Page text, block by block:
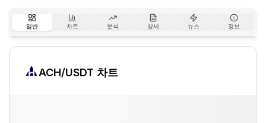
일반 차트 분석 상세 뉴스 정보
ACH/USDT 차트